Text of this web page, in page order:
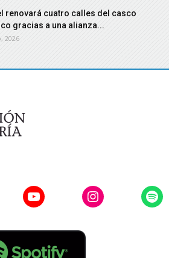
renovará cuatro calles del casco
gracias a una alianza...
2026
YouTubeInstagram